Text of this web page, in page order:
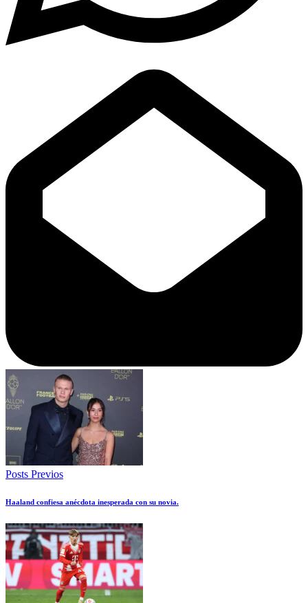
Posts Previos
Haaland confiesa anécdota inesperada con su novia.